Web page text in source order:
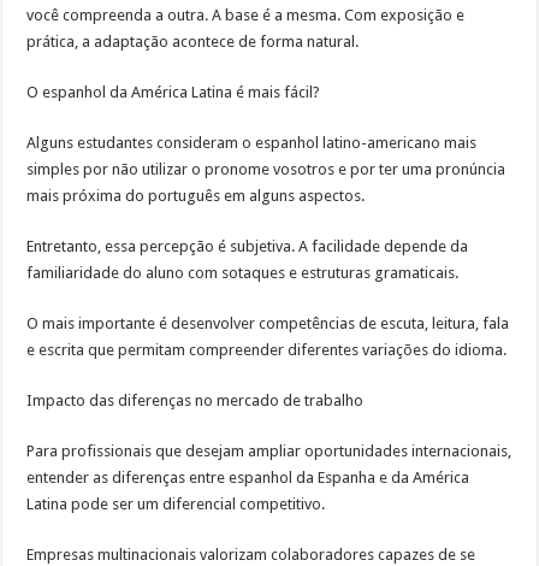
você compreenda a outra. A base é a mesma. Com exposição e
prática, a adaptação acontece de forma natural.
O espanhol da América Latina é mais fácil?
Alguns estudantes consideram o espanhol latino-americano mais
simples por não utilizar o pronome vosotros e por ter uma pronúncia
mais próxima do português em alguns aspectos.
Entretanto, essa percepção é subjetiva. A facilidade depende da
familiaridade do aluno com sotaques e estruturas gramaticais.
O mais importante é desenvolver competências de escuta, leitura, fala
e escrita que permitam compreender diferentes variações do idioma.
Impacto das diferenças no mercado de trabalho
Para profissionais que desejam ampliar oportunidades internacionais,
entender as diferenças entre espanhol da Espanha e da América
Latina pode ser um diferencial competitivo.
Empresas multinacionais valorizam colaboradores capazes de se